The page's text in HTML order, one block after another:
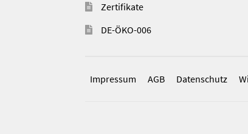
Zertifikate
DE-ÖKO-006
Impressum AGB Datenschutz